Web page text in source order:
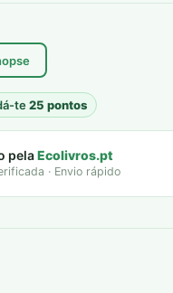
te25 pontos
pelaEcolivros.pt
· Envio rápido